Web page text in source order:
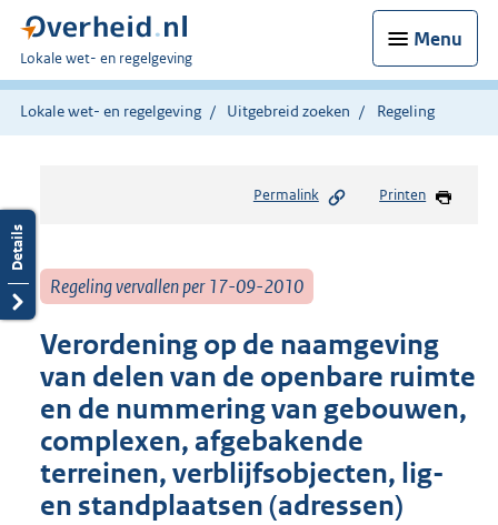
Menu
U
bent
hier:
Lokale wet- en regelgeving
Lokale wet- en regelgeving Uitgebreid zoeken Regeling
Permalink Printen
Regeling vervallen per 17-09-2010
Verordening op de naamgeving
van delen van de openbare ruimte
en de nummering van gebouwen,
complexen, afgebakende
terreinen, verblijfsobjecten, lig-
en standplaatsen (adressen)